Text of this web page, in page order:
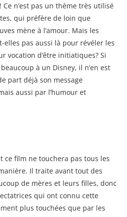
n’est pas un thème très utilisé
qui préfère de loin que
mène à l’amour. Mais les
elles pas aussi là pour révéler les
vocation d’être initiatiques? Si
à un Disney, il n’en est
part déjà son message
aussi par l’humour et
ce film ne touchera pas tous les
Il traite avant tout des
de mères et leurs filles, donc
qui ont connu cette
plus touchées que par les